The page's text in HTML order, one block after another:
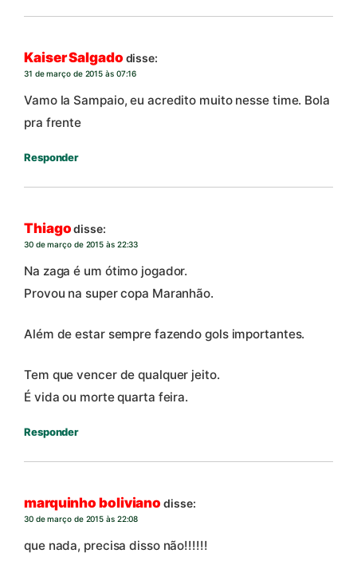
Kaiser Salgado disse:
31 de março de 2015 às 07:16
Vamo la Sampaio, eu acredito muito nesse time. Bola
pra frente
Responder
Thiagodisse:
30 de março de 2015 às 22:33
Na zaga é um ótimo jogador.
Provou na super copa Maranhão.
Além de estar sempre fazendo gols importantes.
Tem que vencer de qualquer jeito.
É vida ou morte quarta feira.
Responder
marquinho boliviano disse:
30 de março de 2015 às 22:08
que nada, precisa disso não!!!!!!